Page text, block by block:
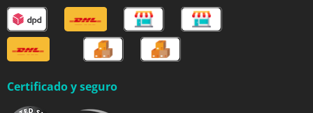
Certificado y seguro